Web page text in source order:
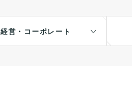
経営・コーポレート